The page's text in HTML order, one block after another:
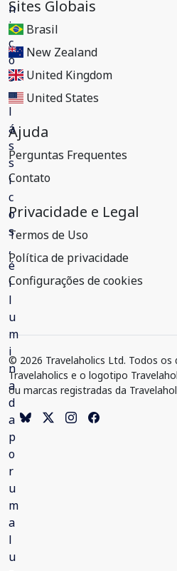
Sites Globais
Brasil
New Zealand
United Kingdom
United States
Ajuda
Perguntas Frequentes
Contato
Privacidade e Legal
Termos de Uso
Política de privacidade
Configurações de cookies
© 2026 Travelaholics Ltd. Todos os
Travelaholics e o logotipo
ou marcas registradas da